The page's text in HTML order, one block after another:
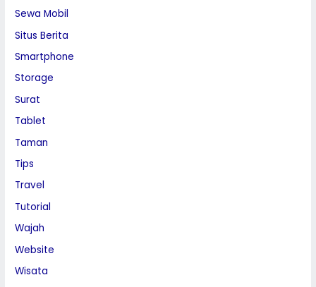
Sewa Mobil
Situs Berita
Smartphone
Storage
Surat
Tablet
Taman
Tips
Travel
Tutorial
Wajah
Website
Wisata